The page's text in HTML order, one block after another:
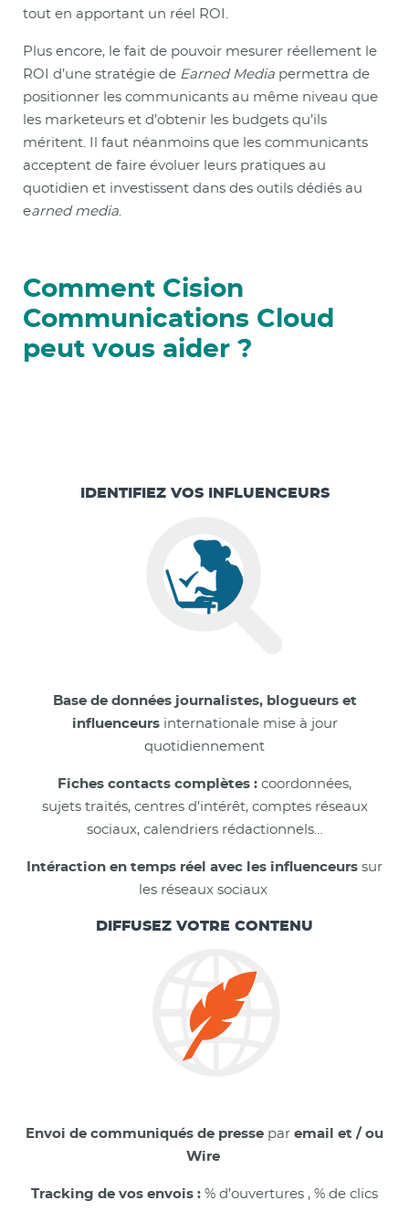
tout en apportant un réel ROI.
Plus encore, le fait de pouvoir mesurer réellement le
ROI d’une stratégie de Earned Media permettra de
positionner les communicants au même niveau que
les marketeurs et d’obtenir les budgets qu’ils
méritent. Il faut néanmoins que les communicants
acceptent de faire évoluer leurs pratiques au
quotidien et investissent dans des outils dédiés au
earned media.
Comment Cision
Communications Cloud
peut vous aider ?
IDENTIFIEZ VOS INFLUENCEURS
Base de données journalistes, blogueurs et
influenceursinternationale mise à jour
quotidiennement
Fiches contacts complètes : coordonnées,
sujets traités, centres d’intérêt, comptes réseaux
sociaux, calendriers rédactionnels…
Intéraction en temps réel avec les influenceurs sur
les réseaux sociaux
DIFFUSEZ VOTRE CONTENU
Envoi de communiqués de presse par email et / ou
Wire
Tracking de vos envois : % d’ouvertures , % de clics